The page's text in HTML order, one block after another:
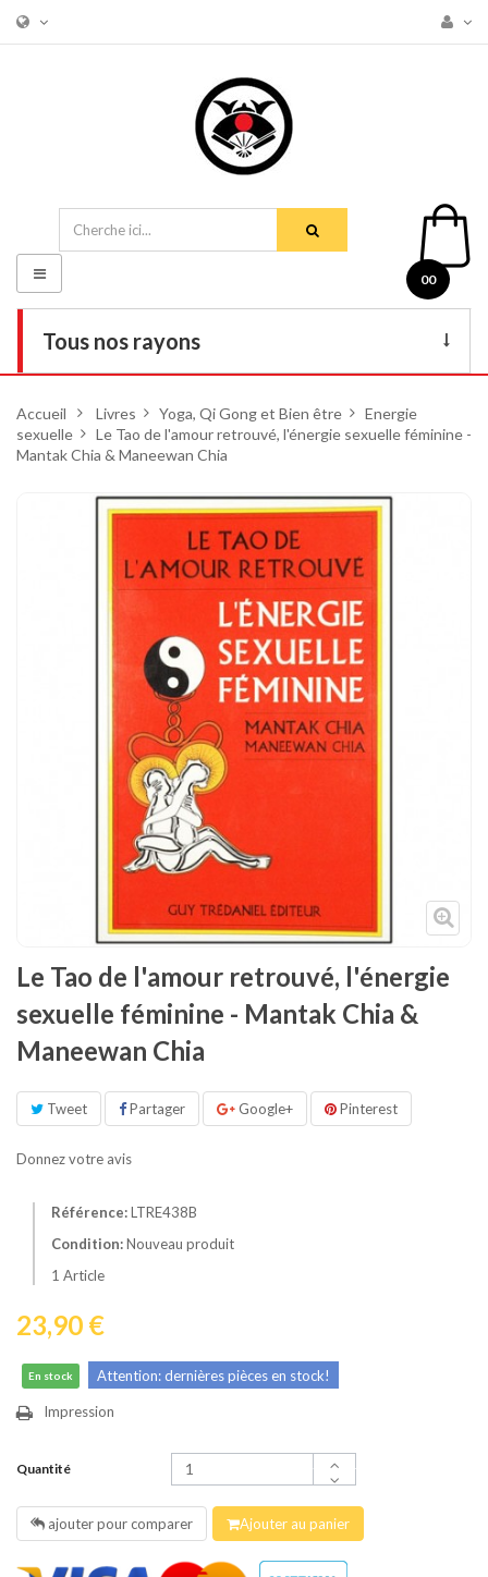
00
Tous nos rayons
DVD
Tenues
Chaussures
Protections
Cible de frappe
Condition physique
Tatamis
Décoration
Basculer
la
navigation
Accueil > Livres > Yoga, Qi Gong et Bien être > Energie
sexuelle > Le Tao de l'amour retrouvé, l'énergie sexuelle féminine -
Mantak Chia & Maneewan Chia
Le Tao de l'amour retrouvé, l'énergie
sexuelle féminine - Mantak Chia &
Maneewan Chia
Tweet Partager Google+ Pinterest
Donnez votre avis
Référence:LTRE438B
Condition:Nouveau produit
1 Article
23,90 €
En stock Attention: dernières pièces en stock!
Impression
Quantité
ajouter pour comparer Ajouter au panier